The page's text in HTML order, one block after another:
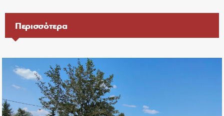
Περισσότερα